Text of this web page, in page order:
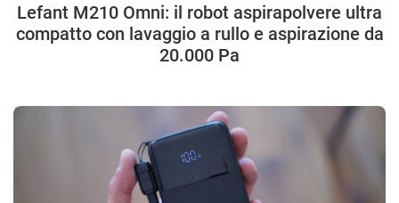
Lefant M210 Omni: il robot aspirapolvere ultra
compatto con lavaggio a rullo e aspirazione da
20.000 Pa